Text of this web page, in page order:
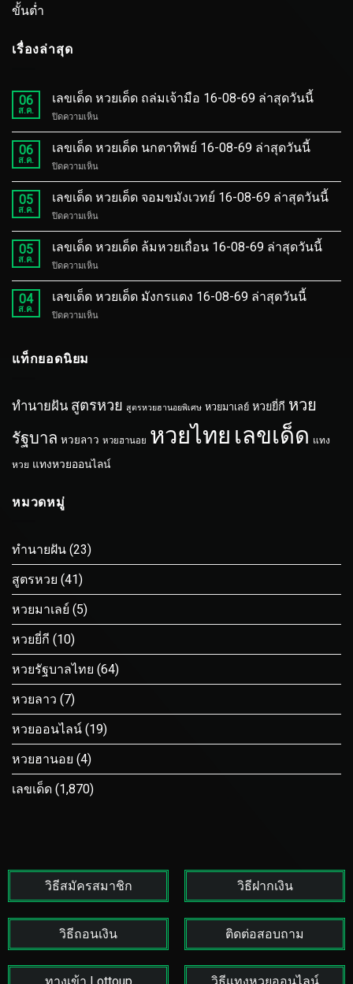
ขั้นต่ำ
เรื่องล่าสุด
06
ส.ค.
เลขเด็ด หวยเด็ด ถล่มเจ้ามือ 16-08-69 ล่าสุดวันนี้
ปิดความเห็นบน
เลข
เด็ด
เด็ด
ถล่ม
เจ้า
69
06
ส.ค.
เลขเด็ด หวยเด็ด นกตาทิพย์ 16-08-69 ล่าสุดวันนี้
ปิดความเห็นบน
เลข
เด็ด
เด็ด
นก
ตา
69
05
ส.ค.
เลขเด็ด หวยเด็ด จอมขมังเวทย์ 16-08-69 ล่าสุดวันนี้
ปิดความเห็นบน
เลข
เด็ด
เด็ด
จอม
ขมัง
05
ส.ค.
เลขเด็ด หวยเด็ด ล้มหวยเถื่อน 16-08-69 ล่าสุดวันนี้
ปิดความเห็นบน
เลข
เด็ด
เด็ด
ล่าสุด
นี้
04
ส.ค.
เลขเด็ด หวยเด็ด มังกรแดง 16-08-69 ล่าสุดวันนี้
ปิดความเห็นบน
16-
วัน
แท็กยอดนิยม
ทำนายฝัน สูตรหวย สูตรหวยฮานอยพิเศษ หวยมาเลย์ หวยยี่กี หวย
รัฐบาล หวยลาว หวยฮานอย หวยไทย เลขเด็ด แทง
หวย แทงหวยออนไลน์
หมวดหมู่
ทำนายฝัน (23)
สูตรหวย (41)
หวยมาเลย์ (5)
หวยยี่กี (10)
หวยรัฐบาลไทย (64)
หวยลาว (7)
หวยออนไลน์ (19)
หวยฮานอย (4)
เลขเด็ด (1,870)
วิธีสมัครสมาชิก วิธีฝากเงิน
วิธีถอนเงิน ติดต่อสอบถาม